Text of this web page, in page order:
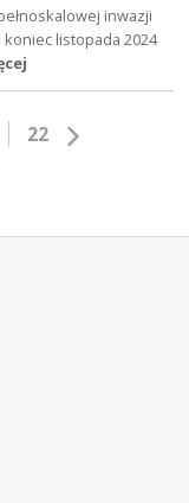
inwazji
koniec listopada 2024
22